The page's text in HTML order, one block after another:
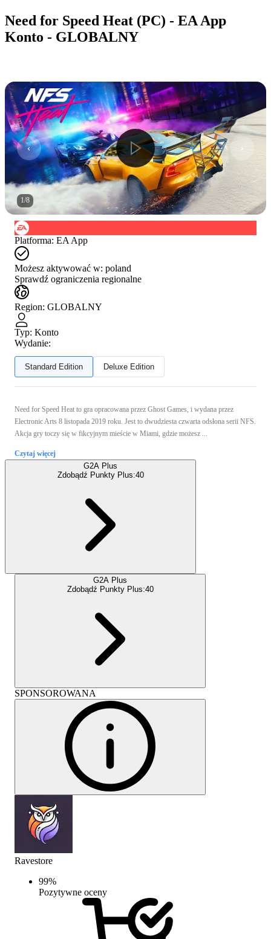
Need for Speed Heat (PC) - EA App
Konto - GLOBALNY
1/8
Platforma: EA App
Możesz aktywować w: poland
Sprawdź ograniczenia regionalne
Region: GLOBALNY
Typ: Konto
Wydanie:
Standard Edition Deluxe Edition
Need for Speed ​​Heat to gra opracowana przez Ghost Games, i wydana przez
Electronic Arts 8 listopada 2019 roku. Jest to dwudziesta czwarta odsłona serii NFS.
Akcja gry toczy się w fikcyjnym mieście w Miami, gdzie możesz ...
Czytaj więcej
G2A Plus
Zdobądź Punkty Plus:40
G2A Plus
Zdobądź Punkty Plus:40
SPONSOROWANA
Ravestore
99%
Pozytywne oceny